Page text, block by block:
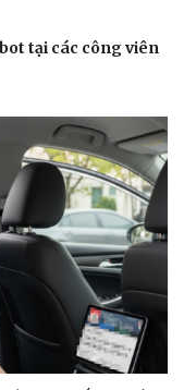
tại các công viên